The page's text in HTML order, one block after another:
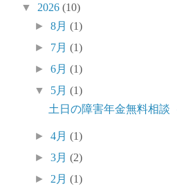
▼ 2026 (10)
►8月(1)
► 7月(1)
►6月(1)
▼ 5月(1)
土日の障害年金無料相談
►4月(1)
►3月(2)
► 2月(1)